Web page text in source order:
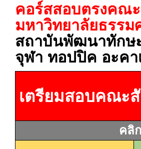
คอร์สสอบตรงคณ
มหาวิทยาลัยธรรม
สถาบันพัฒนาทักษ
จุฬา ทอปปิค อะคา
เตรียมสอบคณะ
คลิ